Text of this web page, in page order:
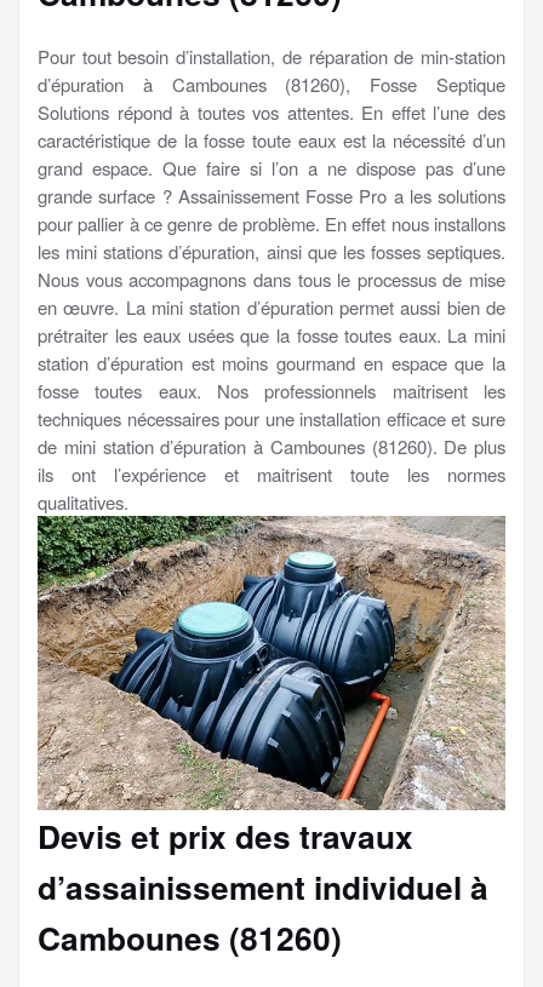
Pour tout besoin d’installation, de réparation de min-station
d’épuration à Cambounes (81260), Fosse Septique
Solutions répond à toutes vos attentes. En effet l’une des
caractéristique de la fosse toute eaux est la nécessité d’un
grand espace. Que faire si l’on a ne dispose pas d’une
grande surface ? Assainissement Fosse Pro a les solutions
pour pallier à ce genre de problème. En effet nous installons
les mini stations d’épuration, ainsi que les fosses septiques.
Nous vous accompagnons dans tous le processus de mise
en œuvre. La mini station d’épuration permet aussi bien de
prétraiter les eaux usées que la fosse toutes eaux. La mini
station d’épuration est moins gourmand en espace que la
fosse toutes eaux. Nos professionnels maitrisent les
techniques nécessaires pour une installation efficace et sure
de mini station d’épuration à Cambounes (81260). De plus
ils ont l’expérience et maitrisent toute les normes
qualitatives.
Devis et prix des travaux
d’assainissement individuel à
Cambounes (81260)